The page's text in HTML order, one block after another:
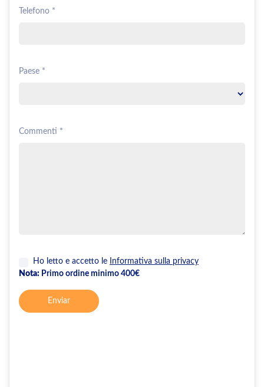
Telefono *
Paese *
Commenti *
Ho letto e accetto le
Informativa sulla privacy
Nota: Primo ordine minimo 400€
Enviar